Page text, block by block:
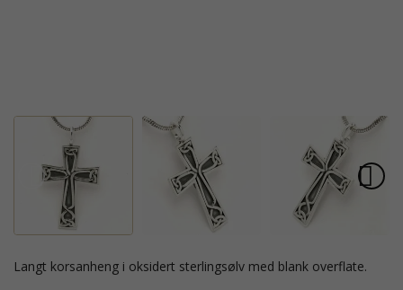
langt korsanheng i oksidert sterlingsølv med blank overflate.